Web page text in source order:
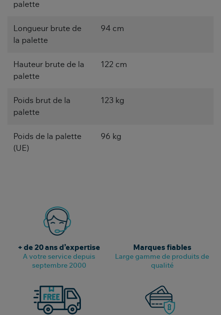
palette
Longueur brute de
la palette
94 cm
Hauteur brute de la
palette
122 cm
Poids brut de la
palette
123 kg
Poids de la palette
(UE)
96 kg
+ de 20 ans d’expertise
A votre service depuis
septembre 2000
Marques fiables
Large gamme de produits de
qualité